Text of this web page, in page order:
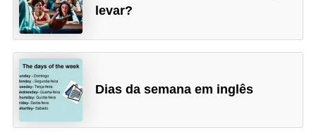
levar?
Dias da semana em inglês
ç
ã
o
V
í
d